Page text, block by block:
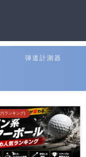
弾道計測器
GPSゴルフナビ